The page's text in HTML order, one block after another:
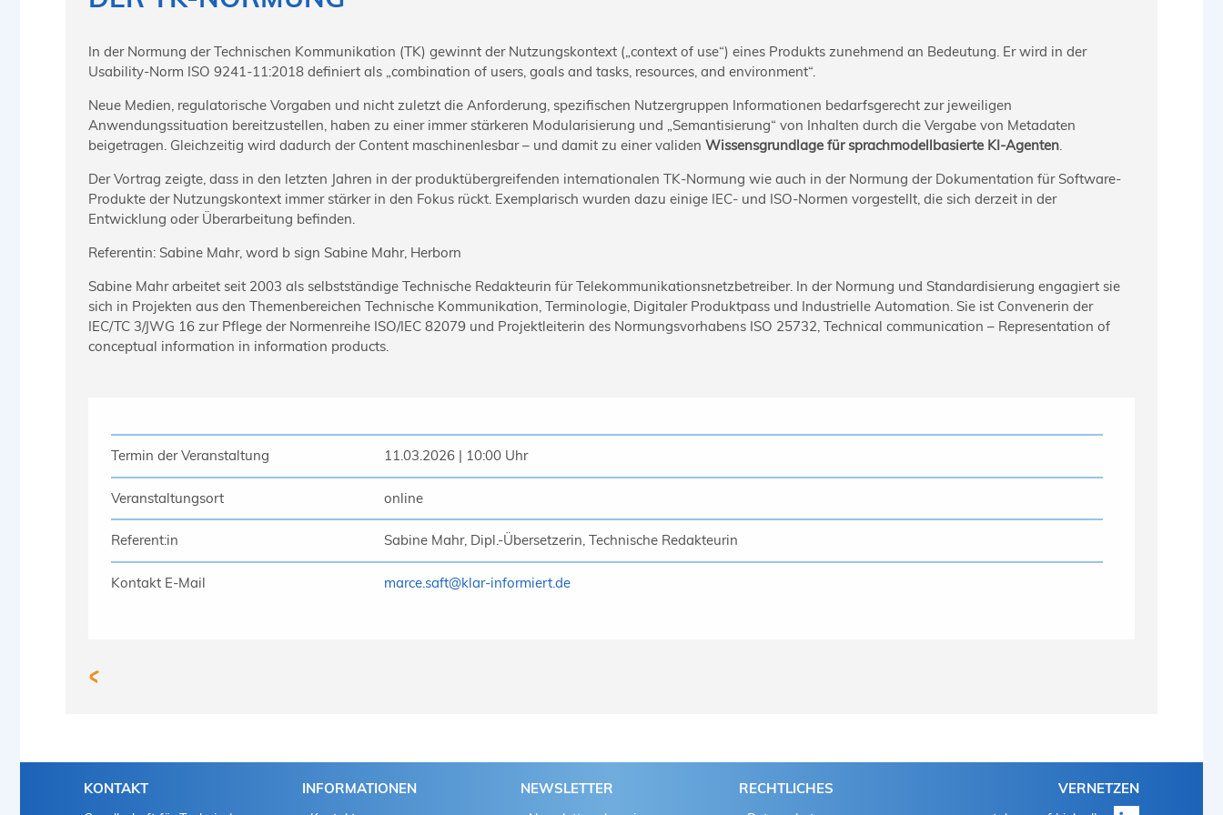
In der Normung der Technischen Kommunikation (TK) gewinnt der Nutzungskontext („context of use“) eines Produkts zunehmend an Bedeutung. Er wird in der
Usability-Norm ISO 9241-11:2018 definiert als „combination of users, goals and tasks, resources, and environment“.
Neue Medien, regulatorische Vorgaben und nicht zuletzt die Anforde­rung, spezifischen Nutzergruppen Informationen bedarfsge­recht zur jeweiligen
Anwendungssituation bereitzustellen, haben zu einer immer stärkeren Modula­ri­sierung und „Semanti­sierung“ von Inhalten durch die Vergabe von Meta­daten
beigetragen. Gleich­zeitig wird dadurch der Content maschinenlesbar – und damit zu einer validen Wissensgrundlage für sprachmodellbasierte KI-Agenten.
Der Vortrag zeigte, dass in den letzten Jahren in der produktübergreifenden internationalen TK-Nor­mung wie auch in der Normung der Dokumentation für Software-
Produkte der Nutzungskontext immer stärker in den Fokus rückt. Exemplarisch wurden dazu einige IEC- und ISO-Normen vorgestellt, die sich derzeit in der
Entwicklung oder Überarbeitung befinden.
Referentin: Sabine Mahr, word b sign Sabine Mahr, Herborn
Sabine Mahr arbeitet seit 2003 als selbstständige Technische Redakteurin für Telekommunikations­netzbetreiber. In der Normung und Standardisierung engagiert sie
sich in Projekten aus den Themen­bereichen Technische Kommunikation, Terminologie, Digitaler Produktpass und Industrielle Automa­tion. Sie ist Convenerin der
IEC/TC 3/JWG 16 zur Pflege der Normenreihe ISO/IEC 82079 und Projektleiterin des Normungsvorhabens ISO 25732, Technical communication – Representation of
conceptual information in information products.
Termin der Veranstaltung 11.03.2026 | 10:00 Uhr
Veranstaltungsort online
Referent:in Sabine Mahr, Dipl.-Übersetzerin, Technische Redakteurin
Kontakt E-Mail marce.saft@klar-informiert.de
KONTAKT INFORMATIONEN NEWSLETTER RECHTLICHES VERNETZEN